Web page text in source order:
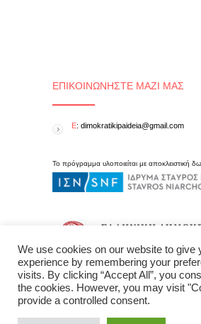
ΕΠΙΚΟΙΝΩΝΉΣΤΕ ΜΑΖΊ ΜΑΣ
E: dimokratikipaideia@gmail.com
Το πρόγραμμα υλοποιείται με αποκλειστική
We use cookies on our website to give
experience by remembering your
visits. By clicking “Accept All”, you
the cookies. However, you may visit
provide a controlled consent.